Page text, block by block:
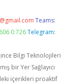
Teams:
0 726 Telegram:
Bilgi Teknolojileri
bir Yer Sağlayıcı
içerikleri proaktif